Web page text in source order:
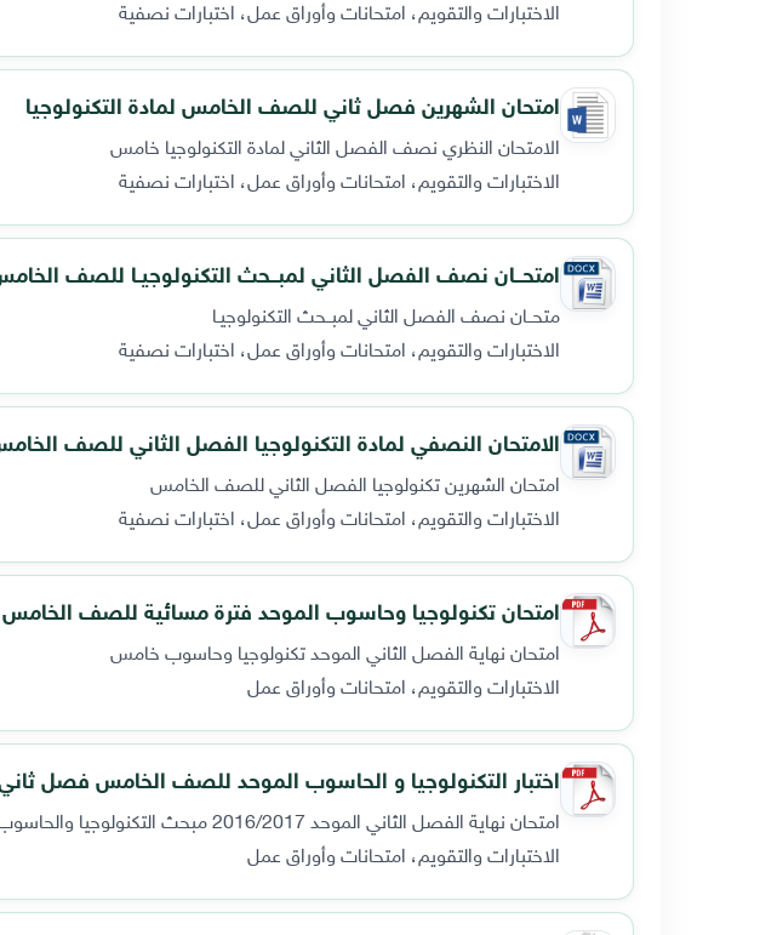
الاختبارات والتقويم، امتحانات وأوراق عمل، اختبارات نصفية
امتحان الشهرين فصل ثاني للصف الخامس لمادة التكنولوجيا
الامتحان النظري نصف الفصل الثاني لمادة التكنولوجيا خامس
الاختبارات والتقويم، امتحانات وأوراق عمل، اختبارات نصفية
امتحــان نصف الفصل الثاني لمبــحث التكنولوجيـا للصف
متحــان نصف الفصل الثاني لمبــحث التكنولوجيـا
الاختبارات والتقويم، امتحانات وأوراق عمل، اختبارات نصفية
الامتحان النصفي لمادة التكنولوجيا الفصل الثاني للصف
امتحان الشهرين تكنولوجيا الفصل الثاني للصف الخامس
الاختبارات والتقويم، امتحانات وأوراق عمل، اختبارات نصفية
امتحان تكنولوجيا وحاسوب الموحد فترة مسائية للصف الخامس
امتحان نهاية الفصل الثاني الموحد تكنولوجيا وحاسوب خامس
الاختبارات والتقويم، امتحانات وأوراق عمل
اختبار التكنولوجيا و الحاسوب الموحد للصف الخامس فصل ثاني 2017 -
امتحان نهاية الفصل الثاني الموحد 2016/2017 مبحث التكنولوجيا والحاسوب الصف الخامس الاساسي
الاختبارات والتقويم، امتحانات وأوراق عمل